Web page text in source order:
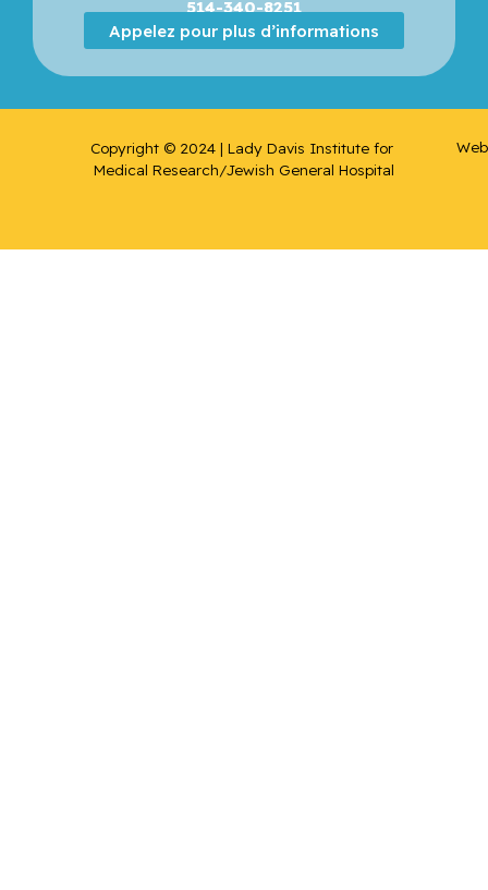
514-340-8251
Appelez pour plus d’informations
Copyright © 2024 | Lady Davis Institute for
Medical Research/Jewish General Hospital